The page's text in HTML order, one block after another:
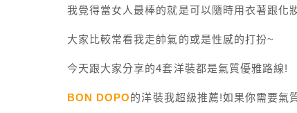
我覺得當女人最棒的就是可以隨時用衣著跟化
大家比較常看我走帥氣的或是性感的打扮~
今天跟大家分享的4套洋裝都是氣質優雅路線!
BON DOPO的洋裝我超級推薦!如果你需要氣